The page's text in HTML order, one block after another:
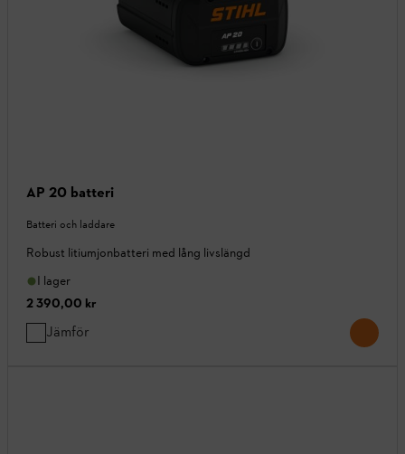
AP 20 batteri
Batteri och laddare
Robust litiumjonbatteri med lång livslängd
I lager
2 390,00 kr
Jämför